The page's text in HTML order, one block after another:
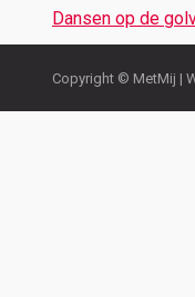
Dansen op de
Copyright © MetMij |